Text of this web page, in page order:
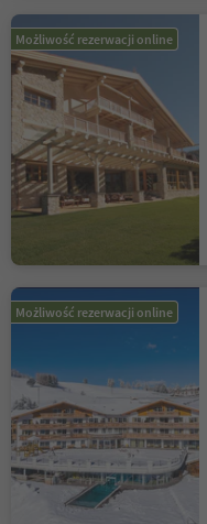
Możliwość rezerwacji online
Możliwość rezerwacji online